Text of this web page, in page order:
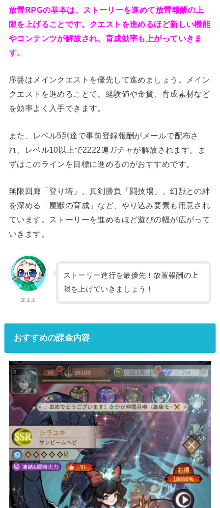
放置RPGの基本は、ストーリーを進めて放置報酬の上
限を上げることです。クエストを進めるほど新しい機能
やコンテンツが解放され、育成効率も上がっていきま
す。
序盤はメインクエストを優先して進めましょう。メイン
クエストを進めることで、経験値や金貨、育成素材など
を効率よく入手できます。
また、レベル5到達で事前登録報酬がメールで配布さ
れ、レベル10以上で2222連ガチャが解放されます。ま
ずはこのラインを目標に進めるのがおすすめです。
無限回廊「登り塔」、真剣勝負「闘技場」、幻獣との絆
を深める「魔獣の育成」など、やり込み要素も用意され
ています。ストーリーを進めるほど遊びの幅が広がって
いきます。
ぽよよ
ストーリー進行を最優先！放置報酬の上
限を上げていきましょう！
おすすめの課金内容